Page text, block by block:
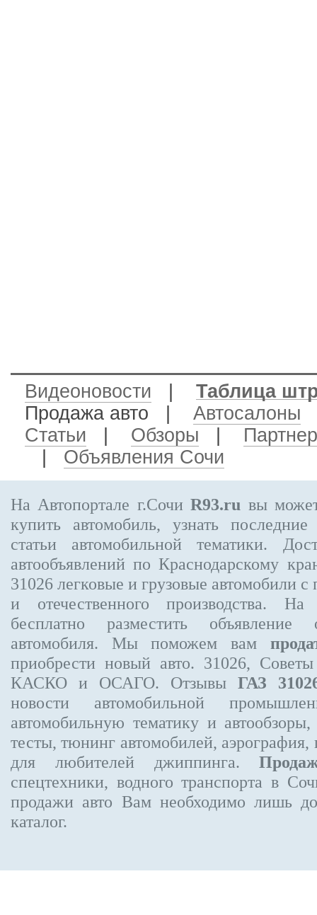
Видеоновости
Таблица
Продажа авто
Автосалоны
Статьи
Обзоры
Объявления Сочи
На Автопортале г.СочиR93.ru вы
купить автомобиль, узнать
статьи автомобильной тематики.
автообъявлений по Краснодарскому
31026 легковые и грузовые автомобили
и отечественного производства.
бесплатно разместить объявление о
автомобиля. Мы поможем вам
приобрести новый авто. 31026,
КАСКО и ОСАГО. Отзывы ГАЗ
новости автомобильной
автомобильную тематику и
тесты, тюнинг автомобилей,
для любителей джиппинга.
спецтехники, водного транспорта в
продажи авто Вам необходимо лишь
каталог.